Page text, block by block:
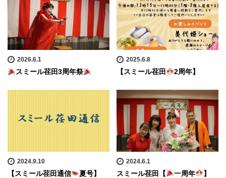
2026.6.1
スミール荏田3周年祭
2025.6.8
【スミール荏田 2周年】
2024.9.10
【スミール荏田通信 夏号】
2024.6.1
スミール荏田【 一周年 】